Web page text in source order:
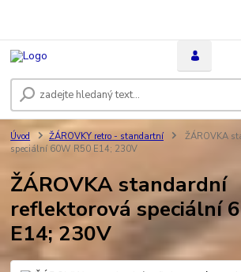
Úvod ŽÁROVKY retro - standartní
ŽÁROVKA
speciální 60W R50 E14; 230V
ŽÁROVKA standardní
reflektorová speciální
E14; 230V